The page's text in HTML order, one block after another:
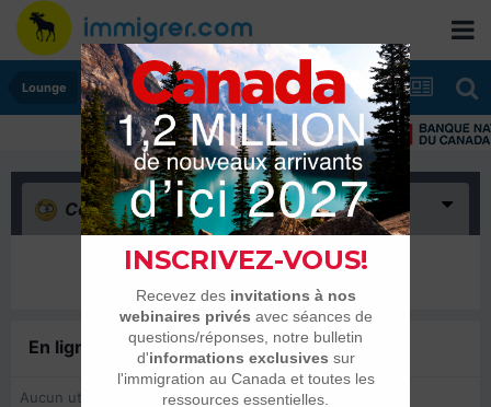
Lounge
Confus(0)
Il n’y a encore rien ici
En ligne récemment0 membre est en ligne
Aucun utilisateur enregistré regarde cette page.